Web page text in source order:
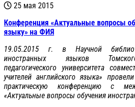
25 мая 2015
Конференция «Актуальные вопросы
языку» на ФИЯ
19.05.2015 г. в Научной
иностранных языков
педагогического университета
учителей английского языка»
практическую конференцию с
«Актуальные вопросы обучения